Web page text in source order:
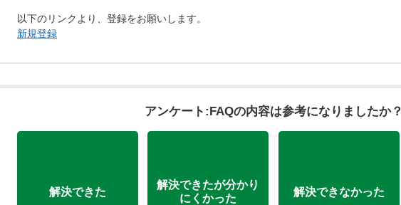
以下のリンクより、登録をお願いします。
新規登録
アンケート:FAQの内容は参考になりましたか？
解決できた
解決できたが分かり
にくかった
解決できなかった